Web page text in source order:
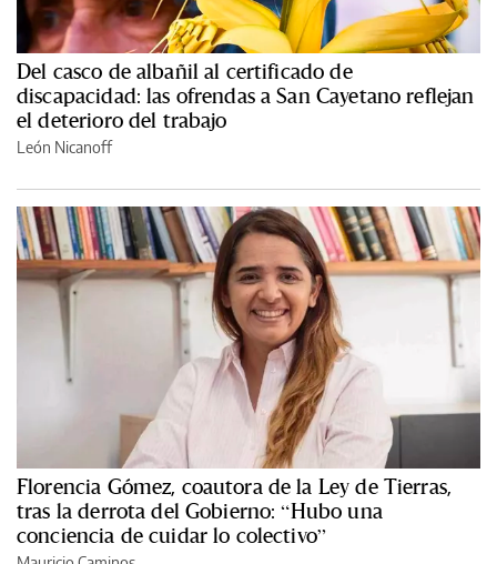
Del casco de albañil al certificado de
discapacidad: las ofrendas a San Cayetano reflejan
el deterioro del trabajo
León Nicanoff
Florencia Gómez, coautora de la Ley de Tierras,
tras la derrota del Gobierno: “Hubo una
conciencia de cuidar lo colectivo”